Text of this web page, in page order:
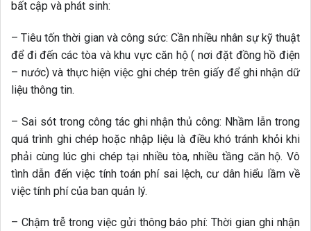
bất cập và phát sinh:
– Tiêu tốn thời gian và công sức: Cần nhiều nhân sự kỹ thuật
để đi đến các tòa và khu vực căn hộ ( nơi đặt đồng hồ điện
– nước) và thực hiện việc ghi chép trên giấy để ghi nhận dữ
liệu thông tin.
– Sai sót trong công tác ghi nhận thủ công: Nhầm lẫn trong
quá trình ghi chép hoặc nhập liệu là điều khó tránh khỏi khi
phải cùng lúc ghi chép tại nhiều tòa, nhiều tầng căn hộ. Vô
tình dẫn đến việc tính toán phí sai lệch, cư dân hiểu lầm về
việc tính phí của ban quản lý.
– Chậm trễ trong việc gửi thông báo phí: Thời gian ghi nhận